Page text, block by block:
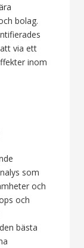
bolag.
via ett
inom
som
och
och
bästa